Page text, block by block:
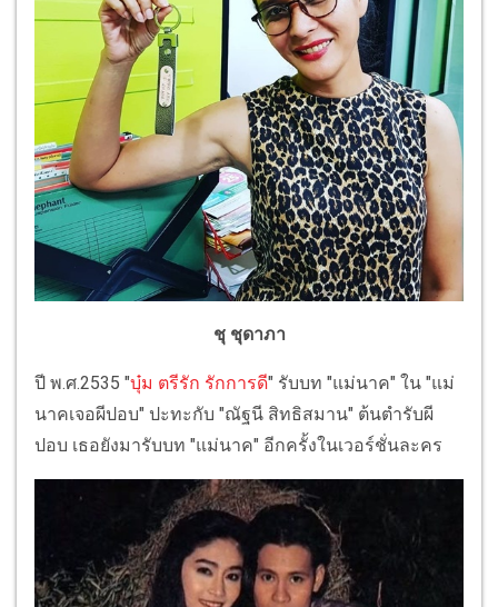
ชุ ชุดาภา
ปี พ.ศ.2535 "บุ๋ม ตรีรัก รักการดี" รับบท "แม่นาค" ใน "แม่
นาคเจอผีปอบ" ปะทะกับ "ณัฐนี สิทธิสมาน" ต้นตำรับผี
ปอบ เธอยังมารับบท "แม่นาค" อีกครั้งในเวอร์ชั่นละคร